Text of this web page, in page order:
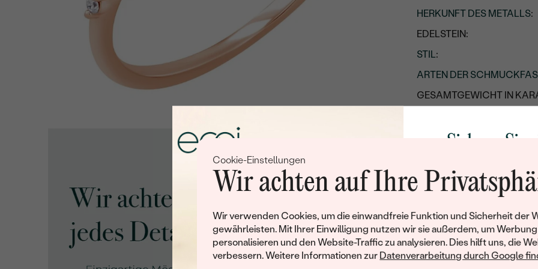
Cookie-Einstellungen
Wir achten auf Ihre
Wir verwenden Cookies, um die einwandfreie Funktion und Sicherheit der
gewährleisten. Mit Ihrer Einwilligung nutzen wir sie außerdem, um Werbung
personalisieren und den Website-Traffic zu analysieren. Dies hilft uns, die
verbessern. Weitere Informationen zur Datenverarbeitung durch Google
HERKUNFT DES METALLS:
EDELSTEIN:
STIL:
ARTEN DER
GESAMTGEWICHT IN
UNGEFÄHRES GEWICHT:
TYP:
KARATGEWICHT:
ABMESSUNGEN:
Sichern Sie
Rabatt auf
Werden Sie Teil
und entdecken Sie die
gefertigten Schmucks